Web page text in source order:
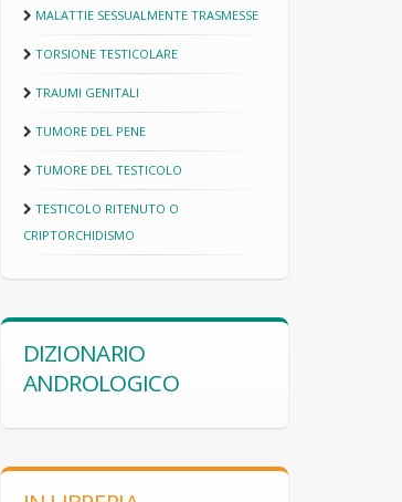
MALATTIE SESSUALMENTE TRASMESSE
TORSIONE TESTICOLARE
TRAUMI GENITALI
TUMORE DEL PENE
TUMORE DEL TESTICOLO
TESTICOLO RITENUTO O
CRIPTORCHIDISMO
DIZIONARIO
ANDROLOGICO